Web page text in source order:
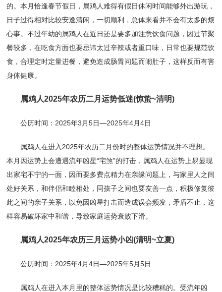
的。本月恰逢春节假日，属鸡人难得有假日休闲时间能够外出游玩，
日子过得相对比较安逸清闲，一切顺利，总体来看并不会有太多的烦
心事。不过年幼的属鸡人在近日还是要多加注意饮食问题，因过节聚
餐较多，在吃食方面也要忌讳太过辛辣或者重口味，日常也要规范饮
食，合理定时定量进餐，避免造成肠胃问题而闹肚子，这样反而有害
身体健康。
属鸡人2025年农历二月运势低迷(惊蛰~清明)
公历时间：2025年3月5日—2025年4月4日
属鸡人在进入2025年农历二月份时的整体运势情况并不理想。
本月因运势上会遭遇流年凶星“宅煞”的打击，属鸡人在运势上易显现
出家宅不宁的一面，因而要多费点精力在亲缘问题上，与家里人之间
处好关系，和伴侣和睦相处，同孩子之间也要友善一点，积极修复彼
此之间的亲子关系，以免因凶星打击而造成误会频发，矛盾不止，这
样容易破坏家中和谐，导致家庭运势衰败下滑。
属鸡人2025年农历三月运势小凶(清明~立夏)
公历时间：2025年4月4日—2025年5月5日
属鸡人在进入本月里的整体运势情况是比较糟糕的。受流年凶